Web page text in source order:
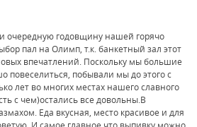
очередную годовщину нашей горячо
пал на Олимп, т.к. банкетный зал этот
впечатлений. Поскольку мы большие
повеселиться, побывали мы до этого с
лет во многих местах нашего славного
с чем)остались все довольны.В
Еда вкусная, место красивое и для